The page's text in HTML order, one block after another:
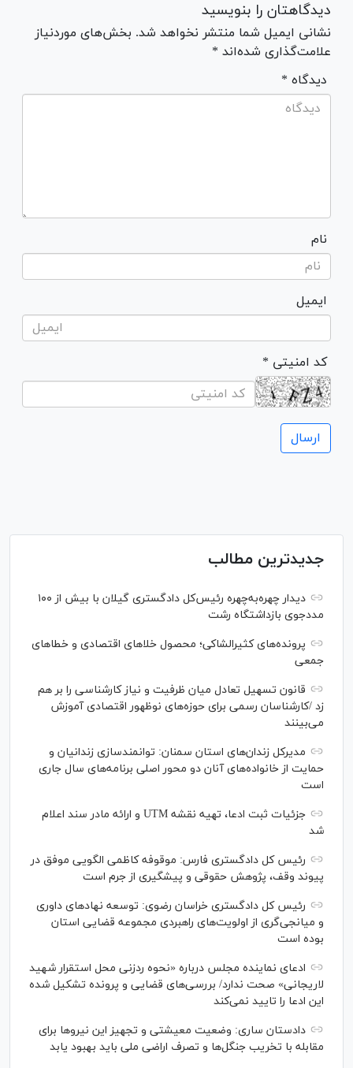
دیدگاهتان را بنویسید
نشانی ایمیل شما منتشر نخواهد شد. بخش‌های موردنیاز
علامت‌گذاری شده‌اند *
* دیدگاه
نام
ایمیل
* کد امنیتی
جدیدترین مطالب
دیدار چهره‌به‌چهره رئیس‌کل دادگستری گیلان با بیش از ۱۰۰
مددجوی بازداشتگاه رشت
پرونده‌های کثیرالشاکی؛ محصول خلا‌های اقتصادی و خطا‌های
جمعی
قانون تسهیل تعادل میان ظرفیت و نیاز کارشناسی را بر هم
زد /کارشناسان رسمی برای حوزه‌های نوظهور اقتصادی آموزش
می‌بینند
مدیرکل زندان‌های استان سمنان: توانمندسازی زندانیان و
حمایت از خانواده‌های آنان دو محور اصلی برنامه‌های سال جاری
است
جزئیات ثبت ادعا، تهیه نقشه UTM و ارائه مادر سند اعلام
شد
رئیس کل دادگستری فارس: موقوفه کاظمی الگویی موفق در
پیوند وقف، پژوهش حقوقی و پیشگیری از جرم است
رئیس کل دادگستری خراسان رضوی: توسعه نهاد‌های داوری
و میانجی‌گری از اولویت‌های راهبردی مجموعه قضایی استان
بوده است
ادعای نماینده مجلس درباره «نحوه ردزنی محل استقرار شهید
لاریجانی» صحت ندارد/ بررسی‌های قضایی و پرونده تشکیل شده
این ادعا را تایید نمی‌کند
دادستان ساری: وضعیت معیشتی و تجهیز این نیرو‌ها برای
مقابله با تخریب جنگل‌ها و تصرف اراضی ملی باید بهبود یابد